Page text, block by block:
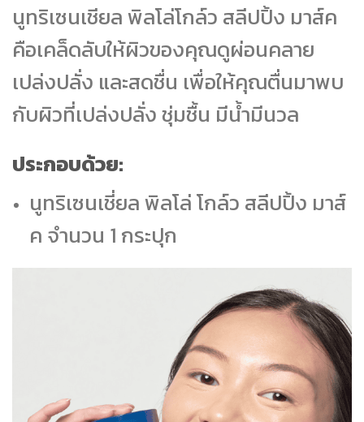
นูทริเซนเชียล พิลโล่โกล์ว สลีปปิ้ง มาส์ค
คือเคล็ดลับให้ผิวของคุณดูผ่อนคลาย
เปล่งปลั่ง และสดชื่น เพื่อให้คุณตื่นมาพบ
กับผิวที่เปล่งปลั่ง ชุ่มชื้น มีน้ำมีนวล
ประกอบด้วย:
นูทริเซนเชี่ยล พิลโล่ โกล์ว สลีปปิ้ง มาส์
ค จำนวน 1 กระปุก